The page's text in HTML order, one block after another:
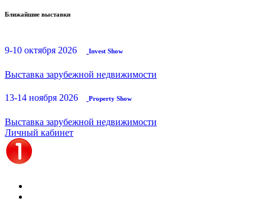
Ближайшие выставки
9-10 октября 2026 Invest Show
Выставка зарубежной недвижимости
13-14 ноября 2026 Property Show
Выставка зарубежной недвижимости
Личный кабинет